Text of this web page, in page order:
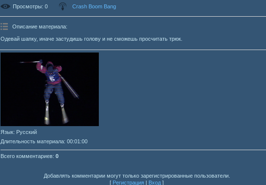
Просмотры: 0 Crash Boom Bang
Описание материала:
Одевай шапку, иначе застудишь голову и не сможешь просчитать трюк.
Язык: Русский
Длительность материала: 00:01:00
Всего комментариев: 0
Добавлять комментарии могут только зарегистрированные пользователи.
[ Регистрация | Вход ]